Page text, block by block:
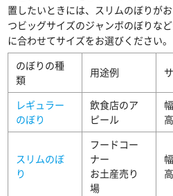
置したいときには、スリムのぼりが
つビッグサイズのジャンボのぼりな
に合わせてサイズをお選びください。
のぼりの種
類
用途例
レギュラー
のぼり
飲食店のア
ピール
スリムのぼ
り
フードコー
ナー
お土産売り
場